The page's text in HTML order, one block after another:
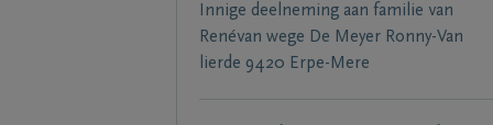
Innige deelneming aan familie van
Renévan wege De Meyer Ronny-Van
lierde 9420 Erpe-Mere